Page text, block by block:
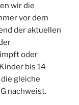
wir die
vor dem
der aktuellen
oder
bis 14
gleiche
nachweist.